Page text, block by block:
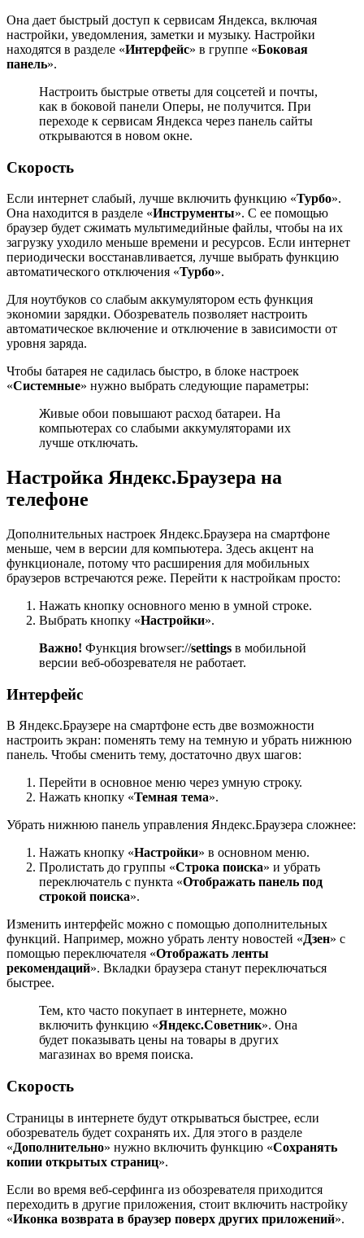
Она дает быстрый доступ к сервисам Яндекса, включая
настройки, уведомления, заметки и музыку. Настройки
находятся в разделе «Интерфейс» в группе «Боковая
панель».
Настроить быстрые ответы для соцсетей и почты,
как в боковой панели Оперы, не получится. При
переходе к сервисам Яндекса через панель сайты
открываются в новом окне.
Скорость
Если интернет слабый, лучше включить функцию «Турбо».
Она находится в разделе «Инструменты». С ее помощью
браузер будет сжимать мультимедийные файлы, чтобы на их
загрузку уходило меньше времени и ресурсов. Если интернет
периодически восстанавливается, лучше выбрать функцию
автоматического отключения «Турбо».
Для ноутбуков со слабым аккумулятором есть функция
экономии зарядки. Обозреватель позволяет настроить
автоматическое включение и отключение в зависимости от
уровня заряда.
Чтобы батарея не садилась быстро, в блоке настроек
«Системные» нужно выбрать следующие параметры:
Живые обои повышают расход батареи. На
компьютерах со слабыми аккумуляторами их
лучше отключать.
Настройка Яндекс.Браузера на
телефоне
Дополнительных настроек Яндекс.Браузера на смартфоне
меньше, чем в версии для компьютера. Здесь акцент на
функционале, потому что расширения для мобильных
браузеров встречаются реже. Перейти к настройкам просто:
Нажать кнопку основного меню в умной строке.
Выбрать кнопку «Настройки».
Важно! Функция browser://settings в мобильной
версии веб-обозревателя не работает.
Интерфейс
В Яндекс.Браузере на смартфоне есть две возможности
настроить экран: поменять тему на темную и убрать нижнюю
панель. Чтобы сменить тему, достаточно двух шагов:
Перейти в основное меню через умную строку.
Нажать кнопку «Темная тема».
Убрать нижнюю панель управления Яндекс.Браузера сложнее:
Нажать кнопку «Настройки» в основном меню.
Пролистать до группы «Строка поиска» и убрать
переключатель с пункта «Отображать панель под
строкой поиска».
Изменить интерфейс можно с помощью дополнительных
функций. Например, можно убрать ленту новостей «Дзен» с
помощью переключателя «Отображать ленты
рекомендаций». Вкладки браузера станут переключаться
быстрее.
Тем, кто часто покупает в интернете, можно
включить функцию «Яндекс.Советник». Она
будет показывать цены на товары в других
магазинах во время поиска.
Скорость
Страницы в интернете будут открываться быстрее, если
обозреватель будет сохранять их. Для этого в разделе
«Дополнительно» нужно включить функцию «Сохранять
копии открытых страниц».
Если во время веб-серфинга из обозревателя приходится
переходить в другие приложения, стоит включить настройку
«Иконка возврата в браузер поверх других приложений».